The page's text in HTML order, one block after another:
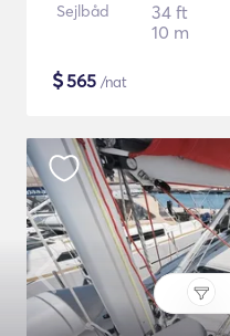
Sejlbåd
34 ft
10 m
$565 /nat